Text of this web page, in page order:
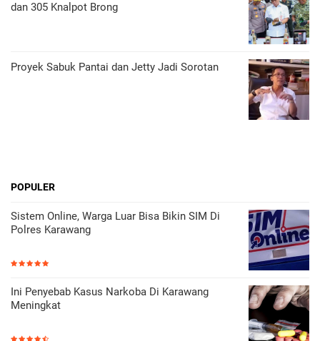
dan 305 Knalpot Brong
Proyek Sabuk Pantai dan Jetty Jadi Sorotan
POPULER
Sistem Online, Warga Luar Bisa Bikin SIM Di
Polres Karawang
Ini Penyebab Kasus Narkoba Di Karawang
Meningkat